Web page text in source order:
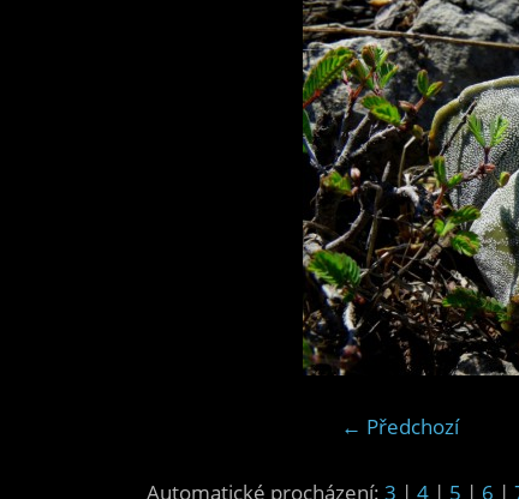
← Předchozí
Automatické procházení: 3 | 4 | 5 | 6 |